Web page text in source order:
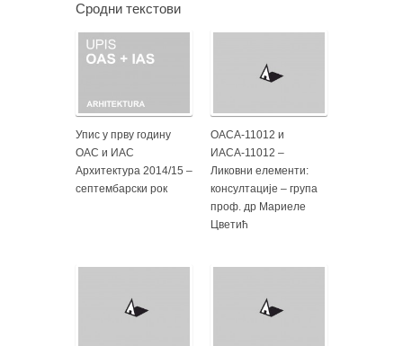
Сродни текстови
Упис у прву годину
ОАС и ИАС
Архитектура 2014/15 –
септембарски рок
ОАСА-11012 и
ИАСА-11012 –
Ликовни елементи:
консултације – група
проф. др Мариеле
Цветић